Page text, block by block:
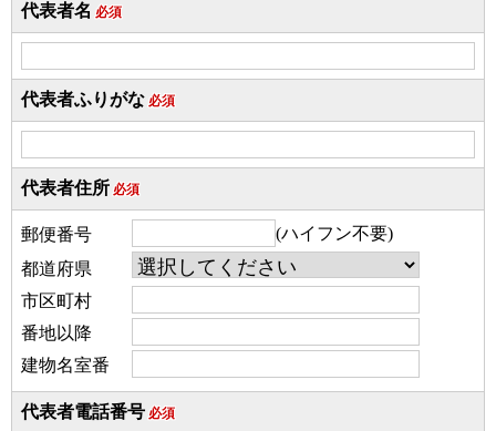
代表者名 必須
代表者ふりがな 必須
代表者住所 必須
郵便番号
(ハイフン不要)
都道府県
市区町村
番地以降
建物名室番
代表者電話番号 必須